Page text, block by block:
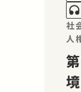
社
人
第7回